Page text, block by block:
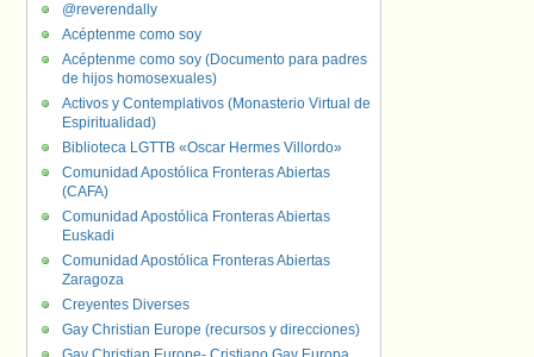
@reverendally
Acéptenme como soy
Acéptenme como soy (Documento para padres
de hijos homosexuales)
Activos y Contemplativos (Monasterio Virtual de
Espiritualidad)
Biblioteca LGTTB «Oscar Hermes Villordo»
Comunidad Apostólica Fronteras Abiertas
(CAFA)
Comunidad Apostólica Fronteras Abiertas
Euskadi
Comunidad Apostólica Fronteras Abiertas
Zaragoza
Creyentes Diverses
Gay Christian Europe (recursos y direcciones)